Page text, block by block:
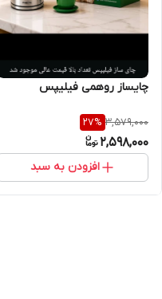
چایساز روهمی فیلیپس
3,579,000
27%
2,598,000
افزودن به سبد